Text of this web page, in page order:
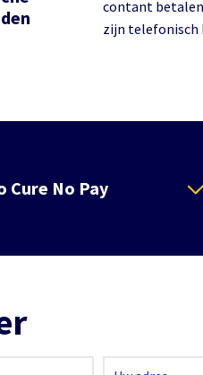
contant
zijn telefonisch
Cure No Pay